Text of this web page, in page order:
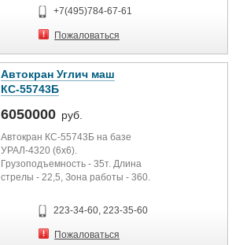
+7(495)784-67-61
Пожаловаться
Автокран Углич маш
КС-55743Б
6050000 руб.
Автокран КС-55743Б на базе
УРАЛ-4320 (6х6).
Грузоподъемность - 35т. Длина
стрелы - 22,5, Зона работы - 360.
223-34-60, 223-35-60
Пожаловаться